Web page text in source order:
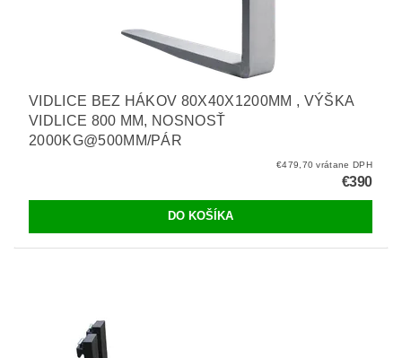
VIDLICE BEZ HÁKOV 80X40X1200MM , VÝŠKA
VIDLICE 800 MM, NOSNOSŤ
2000KG@500MM/PÁR
€479,70 vrátane DPH
€390